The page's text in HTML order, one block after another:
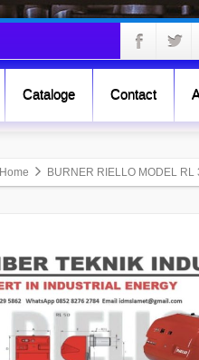
Cataloge Contact
Home BURNER RIELLO MODEL RL